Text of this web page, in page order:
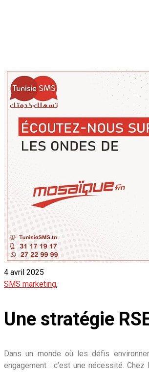
4 avril 2025
SMS marketing,
Une stratégie
Dans un monde où les défis
engagement : c’est une nécessité.